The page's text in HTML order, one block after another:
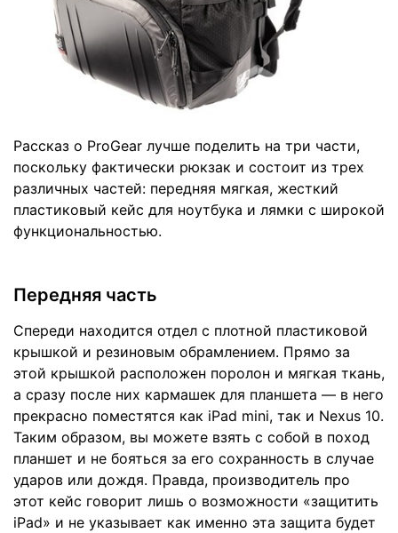
Рассказ о ProGear лучше поделить на три части,
поскольку фактически рюкзак и состоит из трех
различных частей: передняя мягкая, жесткий
пластиковый кейс для ноутбука и лямки с широкой
функциональностью.
Передняя часть
Спереди находится отдел с плотной пластиковой
крышкой и резиновым обрамлением. Прямо за
этой крышкой расположен поролон и мягкая ткань,
а сразу после них кармашек для планшета — в него
прекрасно поместятся как iPad mini, так и Nexus 10.
Таким образом, вы можете взять с собой в поход
планшет и не бояться за его сохранность в случае
ударов или дождя. Правда, производитель про
этот кейс говорит лишь о возможности «защитить
iPad» и не указывает как именно эта защита будет